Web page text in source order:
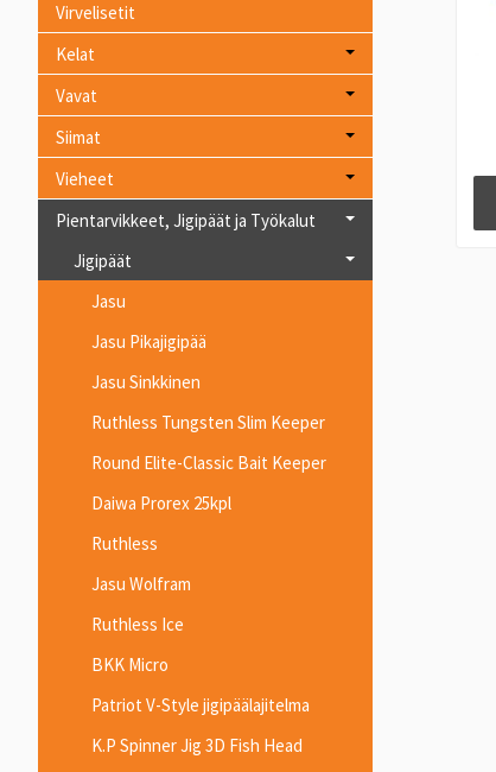
Virvelisetit
Kelat
Vavat
Siimat
Vieheet
Pientarvikkeet, Jigipäät ja Työkalut
Jigipäät
Jasu
Jasu Pikajigipää
Jasu Sinkkinen
Ruthless Tungsten Slim Keeper
Round Elite-Classic Bait Keeper
Daiwa Prorex 25kpl
Ruthless
Jasu Wolfram
Ruthless Ice
BKK Micro
Patriot V-Style jigipäälajitelma
K.P Spinner Jig 3D Fish Head